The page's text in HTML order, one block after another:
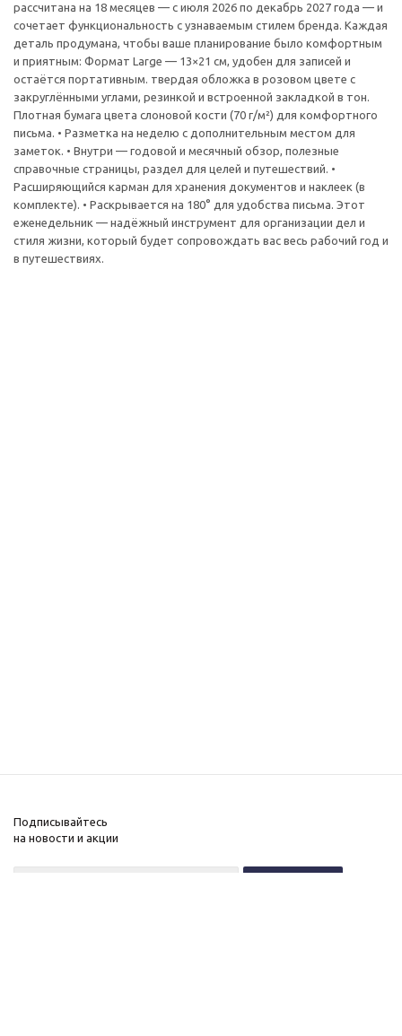
рассчитана на 18 месяцев — с июля 2026 по декабрь 2027 года — и
сочетает функциональность с узнаваемым стилем бренда. Каждая
деталь продумана, чтобы ваше планирование было комфортным
и приятным: Формат Large — 13×21 см, удобен для записей и
остаётся портативным. твердая обложка в розовом цвете с
закруглёнными углами, резинкой и встроенной закладкой в тон.
Плотная бумага цвета слоновой кости (70 г/м²) для комфортного
письма. • Разметка на неделю с дополнительным местом для
заметок. • Внутри — годовой и месячный обзор, полезные
справочные страницы, раздел для целей и путешествий. •
Расширяющийся карман для хранения документов и наклеек (в
комплекте). • Раскрывается на 180° для удобства письма. Этот
еженедельник — надёжный инструмент для организации дел и
стиля жизни, который будет сопровождать вас весь рабочий год и
в путешествиях.
Подписывайтесь
на новости и акции